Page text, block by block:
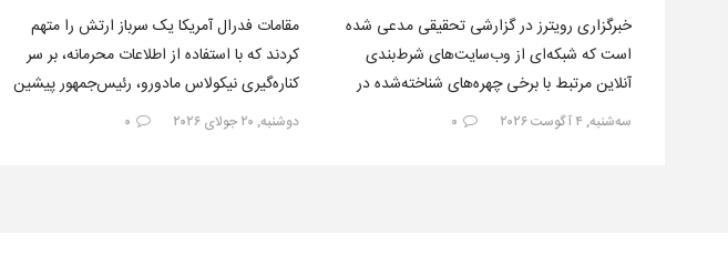
خبرگزاری رویترز در گزارشی تحقیقی مدعی شده
است که شبکه‌ای از وب‌سایت‌های شرط‌بندی
آنلاین مرتبط با برخی چهره‌های شناخته‌شده در
فضای مجازی فارسی‌زبان، طی سال‌های…
سه‌شنبه, ۴ آگوست ۲۰۲۶ ۰
مقامات فدرال آمریکا یک سرباز ارتش را متهم
کردند که با استفاده از اطلاعات محرمانه، بر سر
کناره‌گیری نیکولاس مادورو، رئیس‌جمهور پیشین
ونزوئلا، شرط‌بندی کرده…
دوشنبه, ۲۰ جولای ۲۰۲۶ ۰